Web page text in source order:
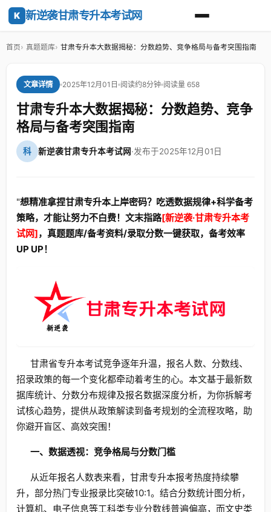
K 新逆袭甘肃专升本考试网
首页 真题题库 甘肃专升本大数据揭秘：分数趋势、竞争格局与备考突围指南
文章详情 2025年12月01日 阅读约8分钟 阅读量 658
甘肃专升本大数据揭秘：分数趋势、竞争
格局与备考突围指南
科 新逆袭甘肃专升本考试网·发布于2025年12月01日
"想精准拿捏甘肃专升本上岸密码？吃透数据规律+科学备考
策略，才能让努力不白费！文末指路[新逆袭·甘肃专升本考
试网]，真题题库/备考资料/录取分数一键获取，备考效率
UP UP！
甘肃省专升本考试竞争逐年升温，报名人数、分数线、
招录政策的每一个变化都牵动着考生的心。本文基于最新数
据库统计、分数分布规律及报名数据深度分析，为你拆解考
试核心趋势，提供从政策解读到备考规划的全流程攻略，助
你避开盲区、高效突围！
一、数据透视：竞争格局与分数门槛
从近年报名人数表来看，甘肃专升本报考热度持续攀
升，部分热门专业报录比突破10:1。结合分数统计图分析，
计算机、电子信息等工科类专业分数线普遍偏高，而文史类